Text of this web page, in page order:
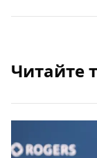
Читайте